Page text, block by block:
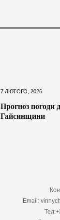
7 ЛЮТОГО, 2026
Прогноз погоди
Гайсинщини
Email: